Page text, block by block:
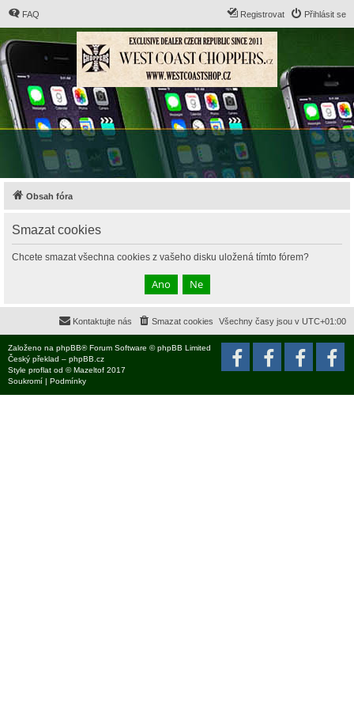
FAQ Přihlásit se
Registrovat
Obsah fóra
Smazat cookies
Chcete smazat všechna cookies z vašeho disku uložená tímto fórem?
Všechny časy jsou v UTC+01:00
Smazat cookies
Kontaktujte nás
Založeno na phpBB® Forum Software © phpBB Limited
Český překlad – phpBB.cz
Style proflat od ©Mazeltof 2017
Soukromí | Podmínky